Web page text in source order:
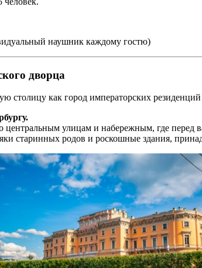
наушник каждому гостю)
дворца
как город императорских резиденций
улицам и набережным, где перед
старинных родов и роскошные здания,